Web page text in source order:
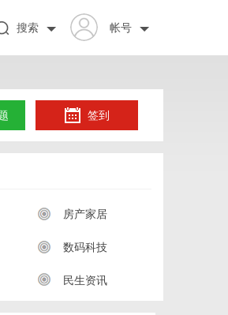
帐号
搜索
签到
房产家居
数码科技
民生资讯